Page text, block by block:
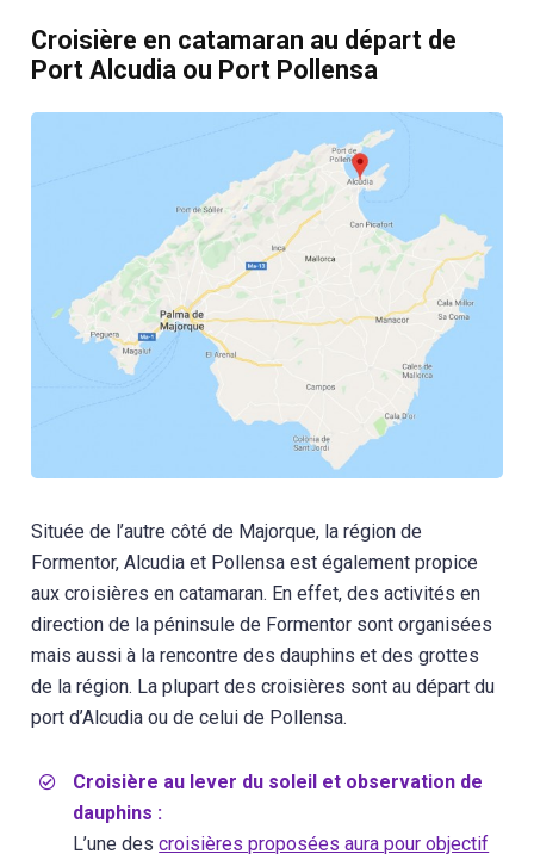
Croisière en catamaran au départ de
Port Alcudia ou Port Pollensa
Située de l’autre côté de Majorque, la région de
Formentor, Alcudia et Pollensa est également propice
aux croisières en catamaran. En effet, des activités en
direction de la péninsule de Formentor sont organisées
mais aussi à la rencontre des dauphins et des grottes
de la région. La plupart des croisières sont au départ du
port d’Alcudia ou de celui de Pollensa.
Croisière au lever du soleil et observation de
dauphins :
L’une descroisières proposées aura pour objectif